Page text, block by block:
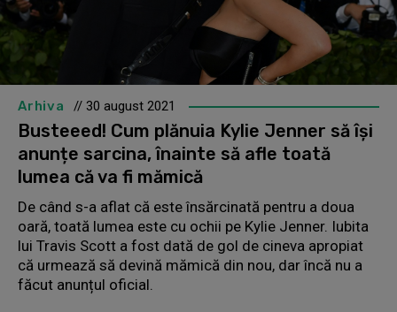
Arhiva // 30 august 2021
Busteeed! Cum plănuia Kylie Jenner să își
anunțe sarcina, înainte să afle toată
lumea că va fi mămică
De când s-a aflat că este însărcinată pentru a doua
oară, toată lumea este cu ochii pe Kylie Jenner. Iubita
lui Travis Scott a fost dată de gol de cineva apropiat
că urmează să devină mămică din nou, dar încă nu a
făcut anunțul oficial.